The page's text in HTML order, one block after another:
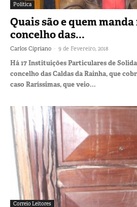
Política
Quais são e quem manda
concelho das...
Carlos Cipriano - 9 de Fevereiro, 2018
Há 17 Instituições Particulares de
concelho das Caldas da Rainha, que
caso Raríssimas, que veio...
Correio Leitores